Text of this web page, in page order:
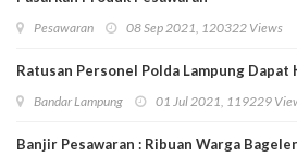
Pesawaran 08 Sep 2021, 120322 Views
Ratusan Personel Polda Lampung Dapat
Bandar Lampung 01 Jul 2021, 119229
Banjir Pesawaran : Ribuan Warga